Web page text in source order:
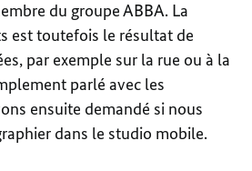
du groupe ABBA. La
est toutefois le résultat de
par exemple sur la rue ou à la
parlé avec les
ensuite demandé si nous
dans le studio mobile.